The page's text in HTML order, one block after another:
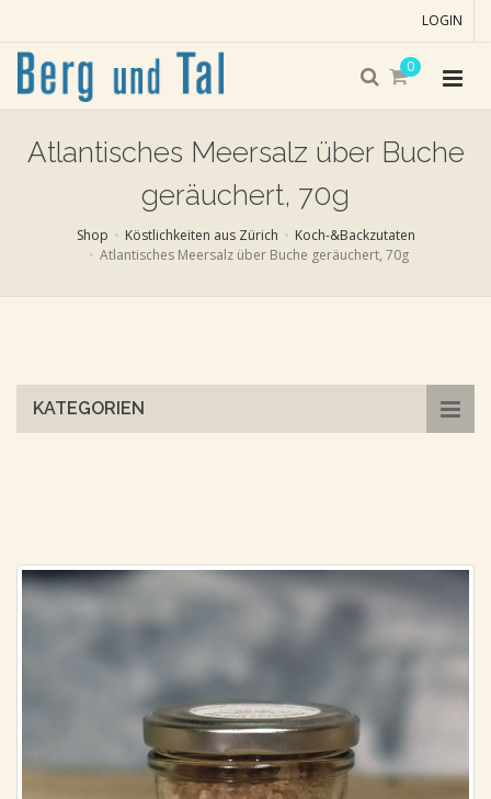
LOGIN
0
Atlantisches Meersalz über Buche
geräuchert, 70g
Shop Köstlichkeiten aus Zürich
Koch-&Backzutaten
Atlantisches Meersalz über Buche geräuchert, 70g
KATEGORIEN